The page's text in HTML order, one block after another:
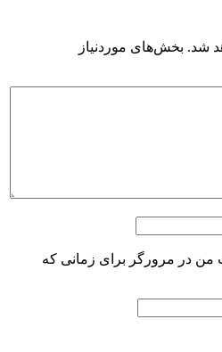
شد. بخش‌های موردنیاز
من در مرورگر برای زمانی که